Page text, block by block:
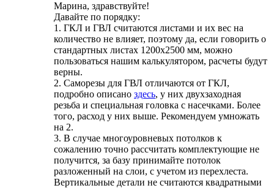
Марина, здравствуйте!
Давайте по порядку:
1. ГКЛ и ГВЛ считаются листами и их вес на
количество не влияет, поэтому да, если говорить о
стандартных листах 1200х2500 мм, можно
пользоваться нашим калькулятором, расчеты будут
верны.
2. Саморезы для ГВЛ отличаются от ГКЛ,
подробно описано здесь, у них двухзаходная
резьба и специальная головка с насечками. Более
того, расход у них выше. Рекомендуем умножать
на 2.
3. В случае многоуровневых потолков к
сожалению точно рассчитать комплектующие не
получится, за базу принимайте потолок
разложенный на слои, с учетом из перехлеста.
Вертикальные детали не считаются квадратными